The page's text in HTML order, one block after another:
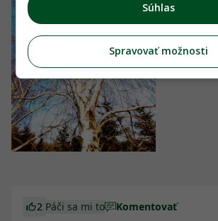
2 Páči sa mi to Komentovať
Súhlas
Spravovať možnosti